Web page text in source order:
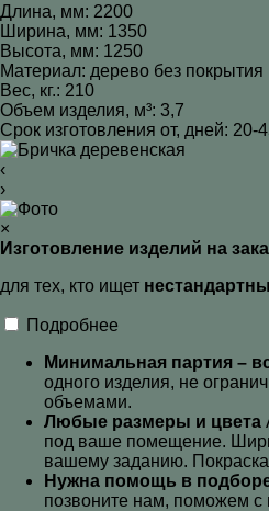
Длина, мм: 2200
Ширина, мм: 1350
Высота, мм: 1250
Материал: дерево без покрытия
Вес, кг.: 210
Объем изделия, м³: 3,7
Срок изготовления от, дней: 20-
‹
›
×
Изготовление изделий на
для тех, кто ищет
Подробнее
Минимальная партия –
одного изделия, не
объемами.
Любые размеры и цвета
под ваше помещение.
вашему заданию.
Нужна помощь в
позвоните нам, поможем